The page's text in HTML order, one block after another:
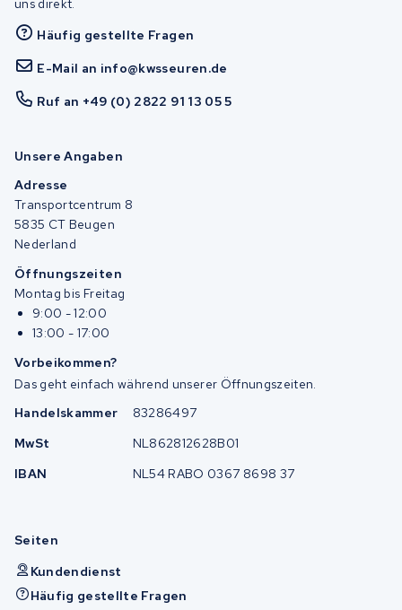
uns direkt.
Häufig gestellte Fragen
E-Mail an info@kwsseuren.de
Ruf an +49 (0) 2822 91 13 05 5
Unsere Angaben
Adresse
Transportcentrum 8
5835 CT Beugen
Nederland
Öffnungszeiten
Montag bis Freitag
9:00 - 12:00
13:00 - 17:00
Vorbeikommen?
Das geht einfach während unserer Öffnungszeiten.
Handelskammer
83286497
MwSt
NL862812628B01
IBAN
NL54 RABO 0367 8698 37
Seiten
Kundendienst
Häufig gestellte Fragen